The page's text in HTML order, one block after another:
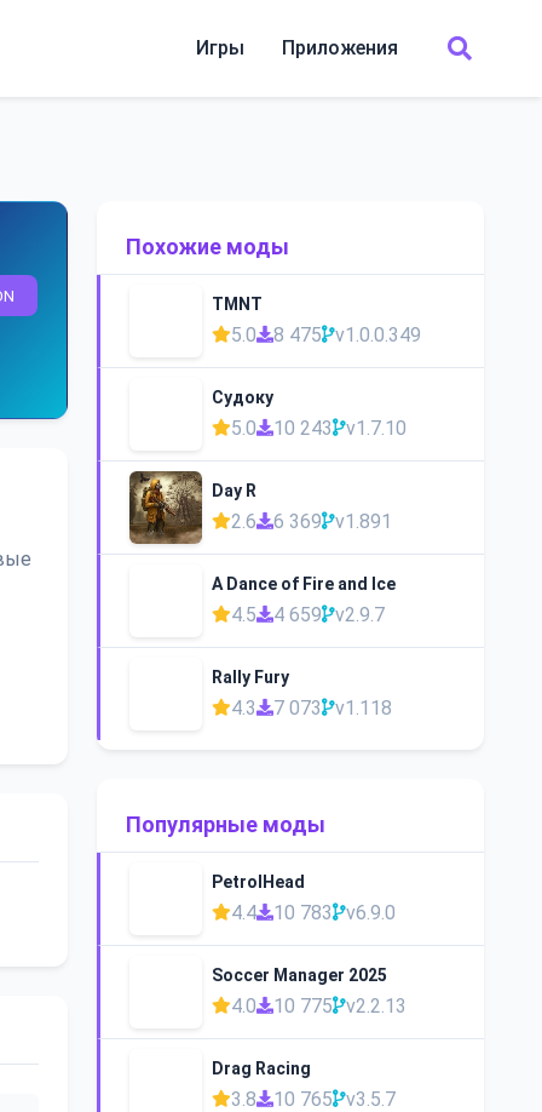
Игры Приложения
Похожие моды
TMNT
5.0 8 475 v1.0.0.349
Судоку
5.0 10 243 v1.7.10
Day R
2.6 6 369 v1.891
A Dance of Fire and Ice
4.5 4 659 v2.9.7
Rally Fury
4.3 7 073 v1.118
Популярные моды
PetrolHead
4.4 10 783 v6.9.0
Soccer Manager 2025
4.0 10 775 v2.2.13
Drag Racing
3.8 10 765 v3.5.7